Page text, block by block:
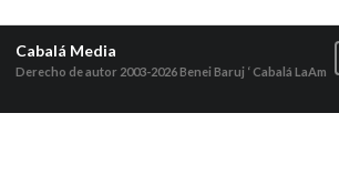
Cabalá Media
Derecho de autor 2003-2026Benei Baruj ‘ Cabalá LaAm